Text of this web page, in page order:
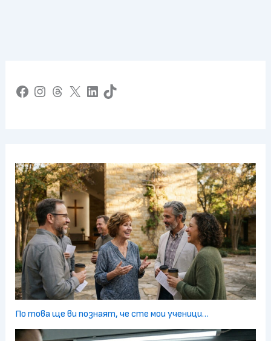
Facebook Instagram Threads X LinkedIn TikTok
По това ще ви познаят, че сте мои ученици…